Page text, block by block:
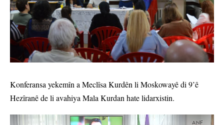
Konferansa yekemîn a Meclîsa Kurdên li Moskowayê di 9’ê
Hezîranê de li avahiya Mala Kurdan hate lidarxistin.